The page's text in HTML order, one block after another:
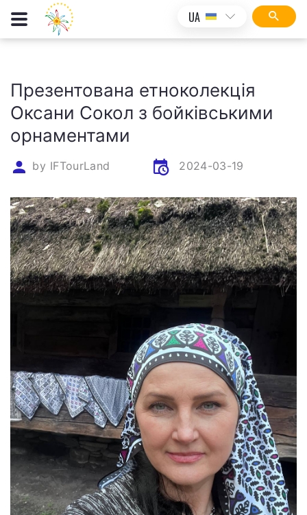
UA
Презентована етноколекція
Оксани Сокол з бойківськими
орнаментами
by IFTourLand 2024-03-19